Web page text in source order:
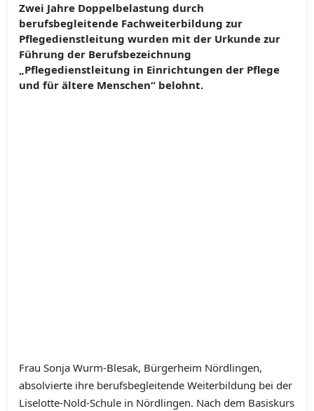
Zwei Jahre Doppelbelastung durch
berufsbegleitende Fachweiterbildung zur
Pflegedienstleitung wurden mit der Urkunde zur
Führung der Berufsbezeichnung
„Pflegedienstleitung in Einrichtungen der Pflege
und für ältere Menschen“ belohnt.
Frau Sonja Wurm-Blesak, Bürgerheim Nördlingen,
absolvierte ihre berufsbegleitende Weiterbildung bei der
Liselotte-Nold-Schule in Nördlingen. Nach dem Basiskurs